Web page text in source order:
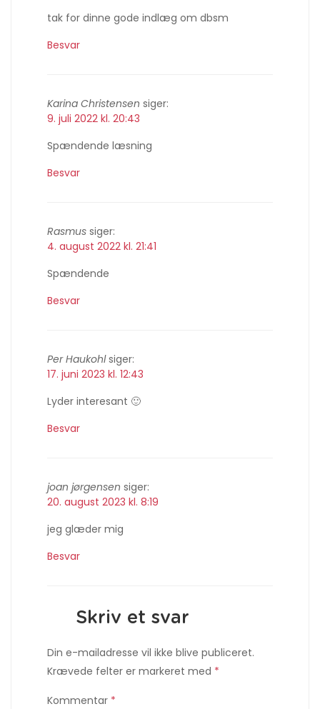
tak for dinne gode indlæg om dbsm
Besvar
Karina Christensen siger:
9. juli 2022 kl. 20:43
Spændende læsning
Besvar
Rasmus siger:
4. august 2022 kl. 21:41
Spændende
Besvar
Per Haukohl siger:
17. juni 2023 kl. 12:43
Lyder interesant 🙂
Besvar
joan jørgensen siger:
20. august 2023 kl. 8:19
jeg glæder mig
Besvar
Skriv et svar
Din e-mailadresse vil ikke blive publiceret.
Krævede felter er markeret med *
Kommentar *